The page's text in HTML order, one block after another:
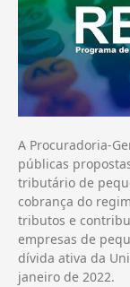
A Procuradoria-
públicas
tributário de
cobrança do
tributos e
empresas de
dívida ativa da
janeiro de 2022.